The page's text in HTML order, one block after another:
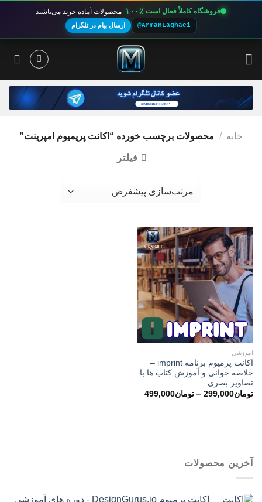
فروشگاه کاملاً فعال است ۱۰۰٪ محصولات آماده خرید می‌باشند
@ArmanLaghaei ارسال پیام در تلگرام
خانه / محصولات برچسب خورده “اکانت پریمیوم امپرینت”
فیلتر
آموزشی
اکانت پرمیوم برنامه imprint –
خلاصه خوانی و آموزش کتاب ها با
تصاویر بصری
تومان299,000
– تومان499,000محدوده
آخرین محصولات
اکانت پرمیوم DesignGurus.io - دوره ‌های آموزشی